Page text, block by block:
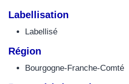
Labellisation
Labellisé
Région
Bourgogne-Franche-Comté